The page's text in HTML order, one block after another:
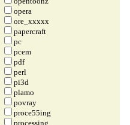
opera
ore_xxxxx
papercraft
pc
pcem
pdf
perl
pi3d
plamo
povray
proce55ing
processing